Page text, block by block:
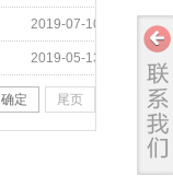
2019-07-10
2019-05-13
确定 尾页